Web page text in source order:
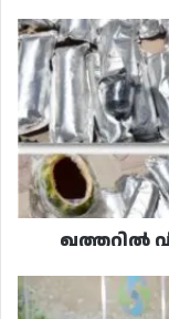
ഖത്തറിൽ
വീണ്ടും
വൻ
മയക്കുമരുന്ന്
വേട്ട
ഖത്തറിൽ
ഖത്തറിൽ
എല്ലാ